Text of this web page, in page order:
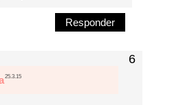
Responder
25.3.15